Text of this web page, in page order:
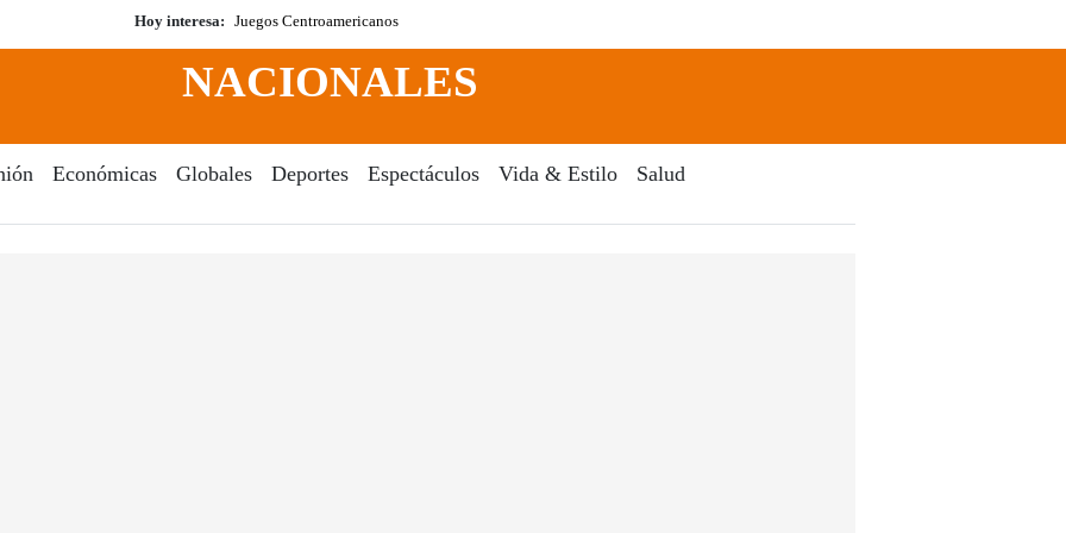
Hoy interesa: Juegos Centroamericanos
Search
NACIONALES
Económicas Globales Deportes Espectáculos Vida & Estilo Salud